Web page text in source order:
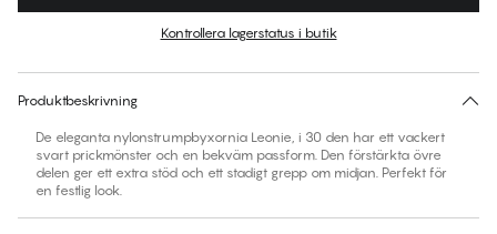
Ingen storlek föreslås för den här produkten
Kontrollera lagerstatus i butik
Produktbeskrivning
De eleganta nylonstrumpbyxornia Leonie, i 30 den har ett vackert
svart prickmönster och en bekväm passform. Den förstärkta övre
delen ger ett extra stöd och ett stadigt grepp om midjan. Perfekt för